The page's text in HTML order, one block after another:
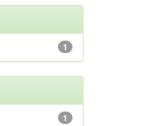
1
1